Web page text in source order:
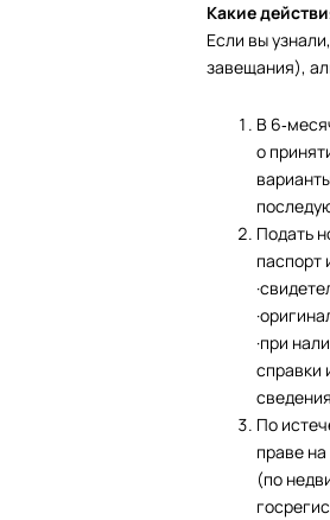
Какие
Если вы
завещания),
В
о
Подать
паспорт
·при
справки
По
праве
(по